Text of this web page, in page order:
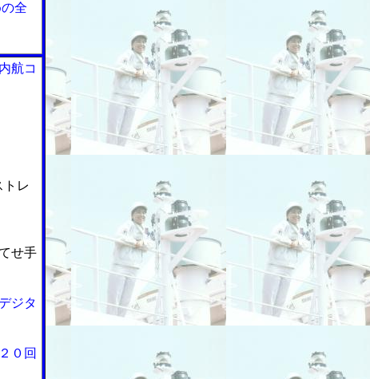
全
航コ
トレ
せ手
ジタ
０回